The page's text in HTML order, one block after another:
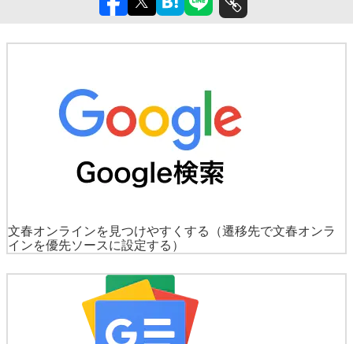
文春オンラインを見つけやすくする
（遷移先で文春オンラ
インを優先ソースに設定する）